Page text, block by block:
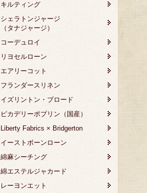
キルティング
シェラトンジャージ
（タナジャージ）
コーデュロイ
リヨセルローン
エアリーコット
フランダースリネン
イズリントン・ブロード
ピカデリーポプリン（国産）
Liberty Fabrics × Bridgerton
イーストボーンローン
綿麻シーチング
綿エステルジャカード
レーヨンエット